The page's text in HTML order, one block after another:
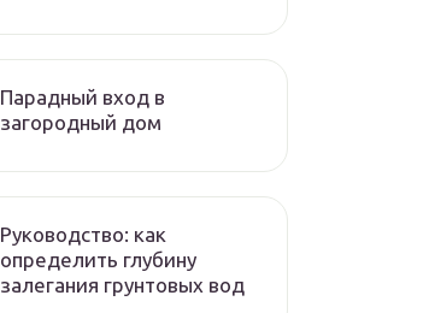
Парадный вход в
загородный дом
Руководство: как
определить глубину
залегания грунтовых вод